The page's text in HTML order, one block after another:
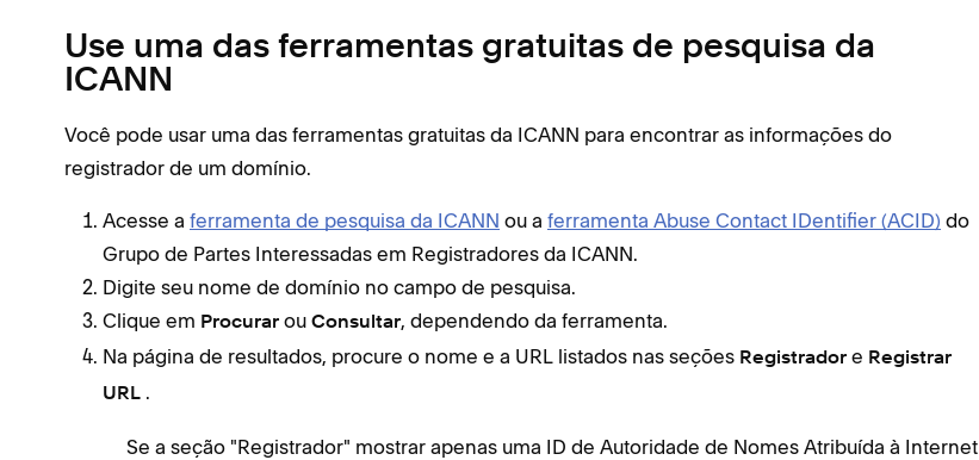
Use uma das ferramentas gratuitas de pesquisa da
ICANN
Você pode usar uma das ferramentas gratuitas da ICANN para encontrar as informações do
registrador de um domínio.
Acesse a ferramenta de pesquisa da ICANN ou a ferramenta Abuse Contact IDentifier (ACID) do
Grupo de Partes Interessadas em Registradores da ICANN.
Digite seu nome de domínio no campo de pesquisa.
Clique em Procurar ou Consultar, dependendo da ferramenta.
Na página de resultados, procure o nome e a URL listados nas seções Registrador e Registrar
URL .
Se a seção "Registrador" mostrar apenas uma ID de Autoridade de Nomes Atribuída à Internet